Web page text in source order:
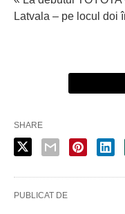
Latvala – pe locul doi
SHARE
PUBLICAT DE